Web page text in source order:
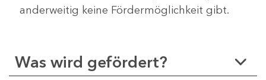
anderweitig keine Fördermöglichkeit gibt.
Was wird gefördert?